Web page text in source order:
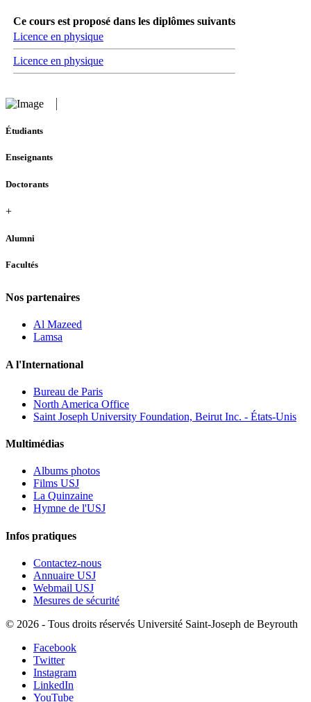
Ce cours est proposé dans les diplômes suivants
Licence en physique
Licence en physique
Étudiants
Enseignants
Doctorants
+
Alumni
Facultés
Nos partenaires
Al Mazeed
Lamsa
A l'International
Bureau de Paris
North America Office
Saint Joseph University Foundation, Beirut Inc. - États-Unis
Multimédias
Albums photos
Films USJ
La Quinzaine
Hymne de l'USJ
Infos pratiques
Contactez-nous
Annuaire USJ
Webmail USJ
Mesures de sécurité
© 2026 - Tous droits réservés Université Saint-Joseph de Beyrouth
Facebook
Twitter
Instagram
LinkedIn
YouTube